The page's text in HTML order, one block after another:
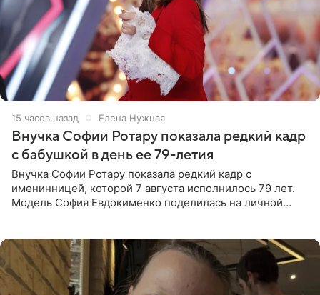
15 часов назад Елена Нужная
Внучка Софии Ротару показала редкий кадр
с бабушкой в день ее 79-летия
Внучка Софии Ротару показала редкий кадр с
именинницей, которой 7 августа исполнилось 79 лет.
Модель София Евдокименко поделилась на личной